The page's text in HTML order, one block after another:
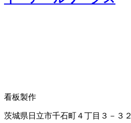
看板製作
茨城県日立市千石町４丁目３－３２